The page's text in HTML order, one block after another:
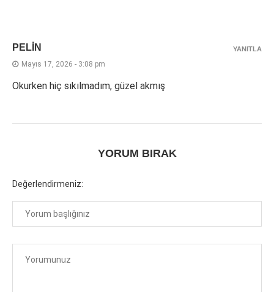
PELIN
Mayıs 17, 2026 - 3:08 pm
Okurken hiç sıkılmadım, güzel akmış
YANITLA
YORUM BIRAK
Değerlendirmeniz: